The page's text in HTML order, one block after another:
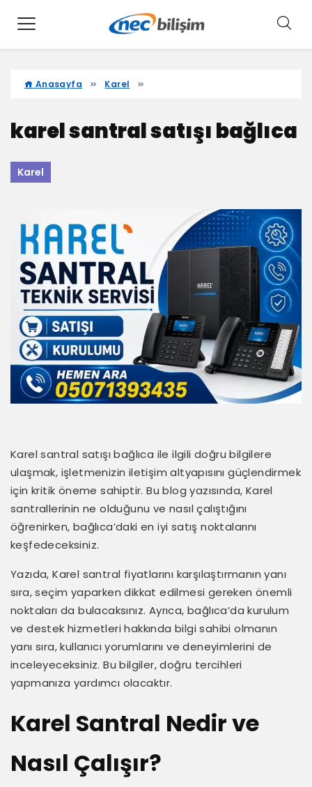
Anasayfa Karel
karel santral satışı bağlıca
Karel
Karel santral satışı bağlıca ile ilgili doğru bilgilere
ulaşmak, işletmenizin iletişim altyapısını güçlendirmek
için kritik öneme sahiptir. Bu blog yazısında, Karel
santrallerinin ne olduğunu ve nasıl çalıştığını
öğrenirken, bağlıca’daki en iyi satış noktalarını
keşfedeceksiniz.
Yazıda, Karel santral fiyatlarını karşılaştırmanın yanı
sıra, seçim yaparken dikkat edilmesi gereken önemli
noktaları da bulacaksınız. Ayrıca, bağlıca’da kurulum
ve destek hizmetleri hakkında bilgi sahibi olmanın
yanı sıra, kullanıcı yorumlarını ve deneyimlerini de
inceleyeceksiniz. Bu bilgiler, doğru tercihleri
yapmanıza yardımcı olacaktır.
Karel Santral Nedir ve
Nasıl Çalışır?